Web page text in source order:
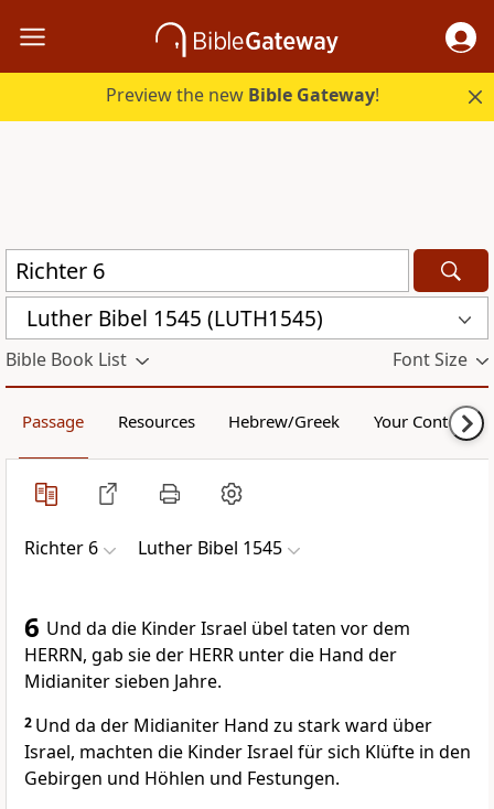
Preview the new Bible Gateway!
Luther Bibel 1545 (LUTH1545)
Bible Book List Font Size
Passage Resources Hebrew/Greek Your Content
Richter 6 Luther Bibel 1545
6 Und da die Kinder Israel übel taten vor dem
HERRN, gab sie der HERR unter die Hand der
Midianiter sieben Jahre.
2 Und da der Midianiter Hand zu stark ward über
Israel, machten die Kinder Israel für sich Klüfte in den
Gebirgen und Höhlen und Festungen.